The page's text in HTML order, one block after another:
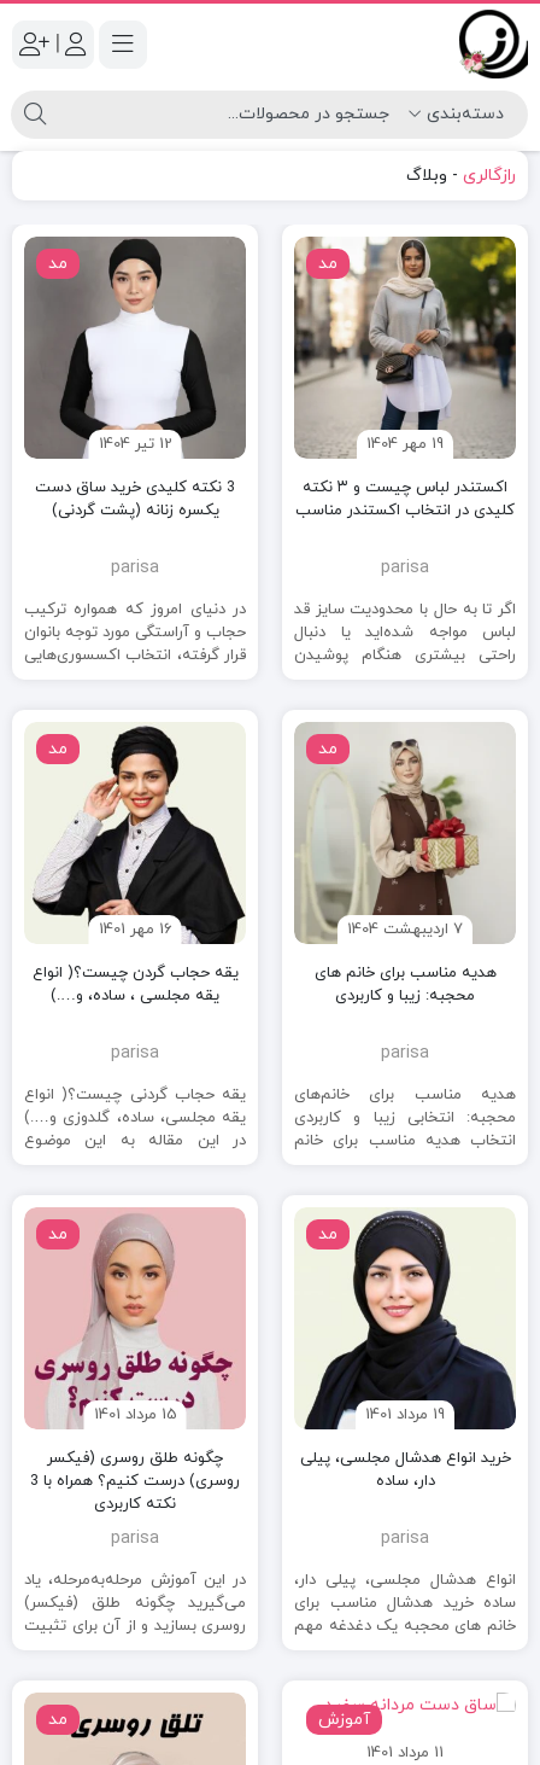
|
رازگالری - وبلاگ
مد
19 مهر 1404
اکستندر لباس چیست و ۳ نکته
کلیدی در انتخاب اکستندر مناسب
parisa
اگر تا به حال با محدودیت سایز قد
لباس مواجه شده‌اید یا دنبال
راحتی بیشتری هنگام پوشیدن
مد
12 تیر 1404
3 نکته کلیدی خرید ساق دست
یکسره زنانه (پشت گردنی)
parisa
در دنیای امروز که همواره ترکیب
حجاب و آراستگی مورد توجه بانوان
قرار گرفته، انتخاب اکسسوری‌هایی
مد
7 اردیبهشت 1404
هدیه مناسب برای خانم های
محجبه: زیبا و کاربردی
parisa
هدیه مناسب برای خانم‌های
محجبه: انتخابی زیبا و کاربردی
انتخاب هدیه مناسب برای خانم
مد
16 مهر 1401
یقه حجاب گردن چیست؟( انواع
یقه مجلسی ، ساده، و….)
parisa
یقه حجاب گردنی چیست؟( انواع
یقه مجلسی، ساده، گلدوزی و….)
در این مقاله به این موضوع
مد
19 مرداد 1401
خرید انواع هدشال مجلسی، پیلی
دار، ساده
parisa
انواع هدشال مجلسی، پیلی دار،
ساده خرید هدشال مناسب برای
خانم های محجبه یک دغدغه مهم
مد
15 مرداد 1401
چگونه طلق روسری (فیکسر
روسری) درست کنیم؟ همراه با 3‌
نکته کاربردی
parisa
در این آموزش مرحله‌به‌مرحله، یاد
می‌گیرید چگونه طلق (فیکسر)
روسری بسازید و از آن برای تثبیت
آموزش
11 مرداد 1401
مد